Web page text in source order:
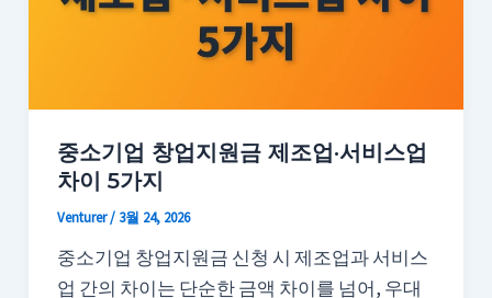
중소기업 창업지원금 제조업·서비스업
차이 5가지
Venturer/ 3월 24, 2026
중소기업 창업지원금 신청 시 제조업과 서비스
업 간의 차이는 단순한 금액 차이를 넘어, 우대